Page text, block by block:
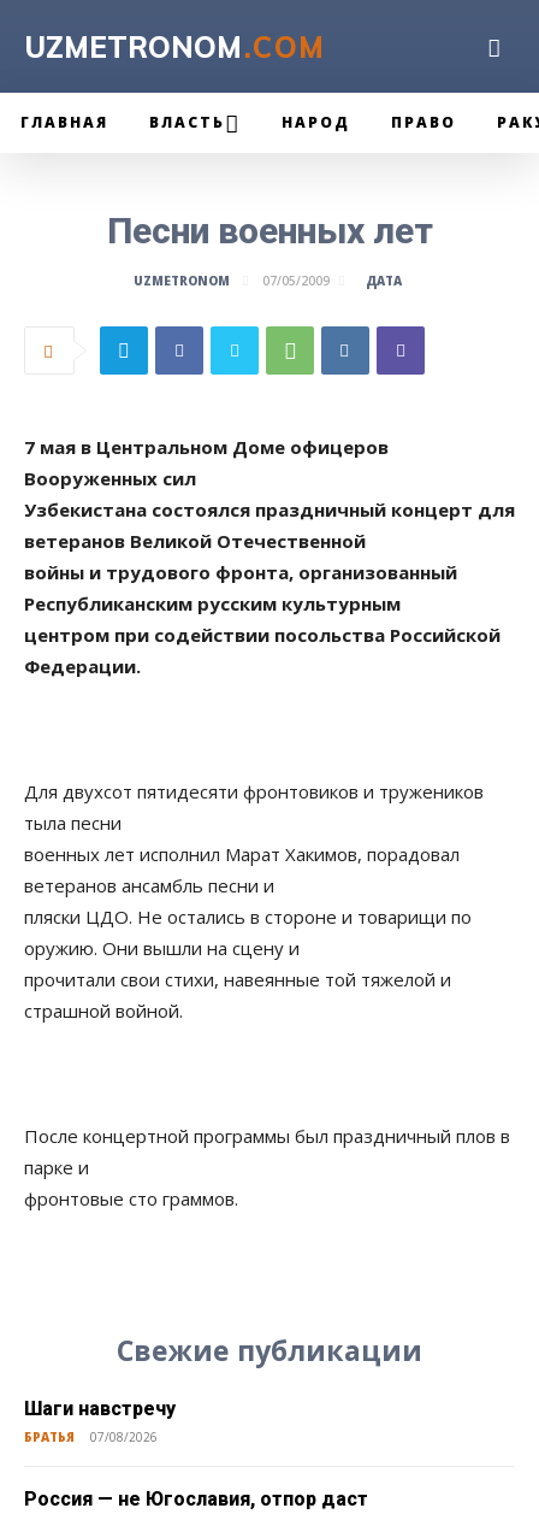
UZMETRONOM.COM
ГЛАВНАЯ ВЛАСТЬ НАРОД ПРАВО
Песни военных лет
UZMETRONOM 07/05/2009 ДАТА
7 мая в Центральном Доме офицеров
Вооруженных сил
Узбекистана состоялся праздничный концерт для
ветеранов Великой Отечественной
войны и трудового фронта, организованный
Республиканским русским культурным
центром при содействии посольства Российской
Федерации.
Для двухсот пятидесяти фронтовиков и тружеников
тыла песни
военных лет исполнил Марат Хакимов, порадовал
ветеранов ансамбль песни и
пляски ЦДО. Не остались в стороне и товарищи по
оружию. Они вышли на сцену и
прочитали свои стихи, навеянные той тяжелой и
страшной войной.
После концертной программы был праздничный плов в
парке и
фронтовые сто граммов.
Свежие публикации
Шаги навстречу
БРАТЬЯ 07/08/2026
Россия — не Югославия, отпор даст